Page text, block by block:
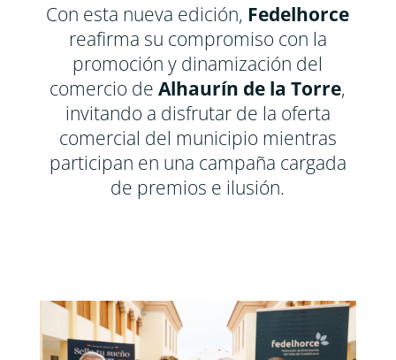
Con esta nueva edición, Fedelhorce
reafirma su compromiso con la
promoción y dinamización del
comercio deAlhaurín de la Torre,
invitando a disfrutar de la oferta
comercial del municipio mientras
participan en una campaña cargada
de premios e ilusión.